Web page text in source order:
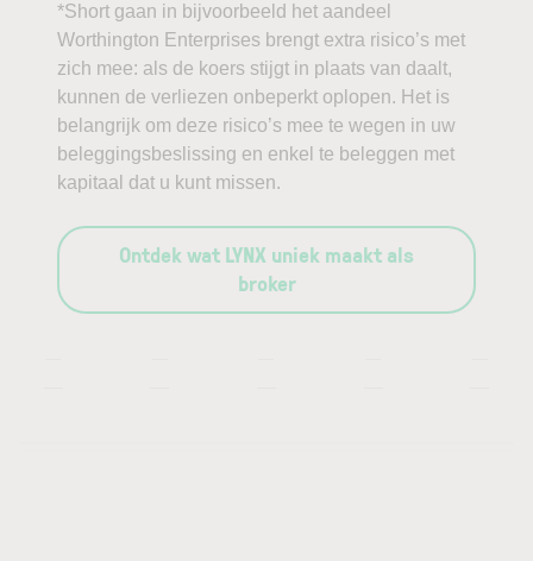
*Short gaan in bijvoorbeeld het aandeel
Worthington Enterprises brengt extra risico’s met
zich mee: als de koers stijgt in plaats van daalt,
kunnen de verliezen onbeperkt oplopen. Het is
belangrijk om deze risico’s mee te wegen in uw
beleggingsbeslissing en enkel te beleggen met
kapitaal dat u kunt missen.
Ontdek wat LYNX uniek maakt als
broker